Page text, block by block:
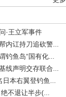
·王立军事件
内讧持刀追砍警...
钓鱼岛“国有化...
线声明交存联合...
本右翼登钓鱼...
不退让半步(...